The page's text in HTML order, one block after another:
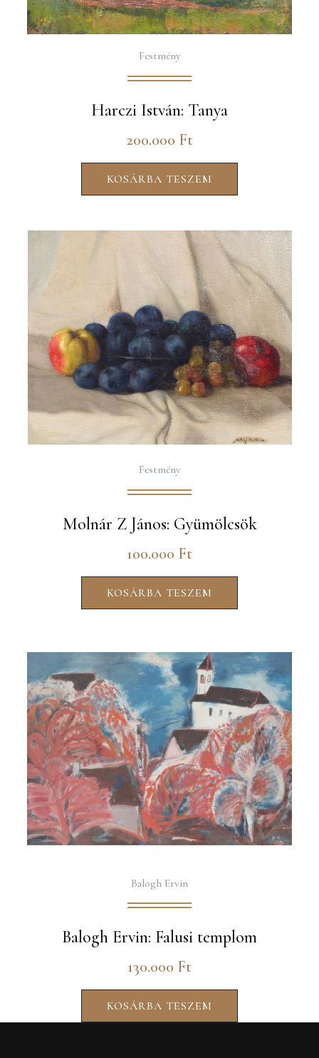
Festmény
Harczi István: Tanya
200.000 Ft
KOSÁRBA TESZEM
Festmény
Molnár Z János: Gyümölcsök
100.000 Ft
KOSÁRBA TESZEM
Balogh Ervin
Balogh Ervin: Falusi templom
130.000 Ft
KOSÁRBA TESZEM